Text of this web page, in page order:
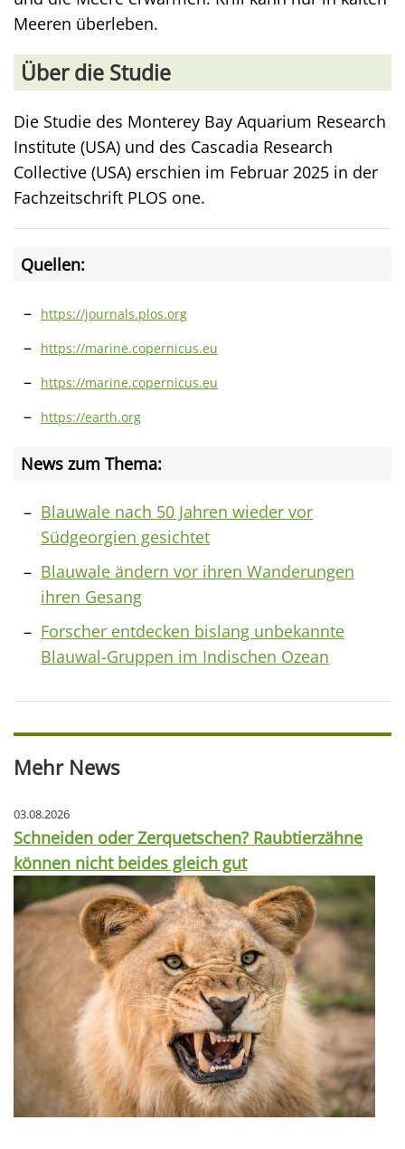
Meeren überleben.
Über die Studie
Die Studie des Monterey Bay Aquarium Research
Institute (USA) und des Cascadia Research
Collective (USA) erschien im Februar 2025 in der
Fachzeitschrift PLOS one.
Quellen:
https://journals.plos.org
https://marine.copernicus.eu
https://marine.copernicus.eu
https://earth.org
News zum Thema:
Blauwale nach 50 Jahren wieder vor
Südgeorgien gesichtet
Blauwale ändern vor ihren Wanderungen
ihren Gesang
Forscher entdecken bislang unbekannte
Blauwal-Gruppen im Indischen Ozean
Mehr News
03.08.2026
Schneiden oder Zerquetschen? Raubtierzähne
können nicht beides gleich gut